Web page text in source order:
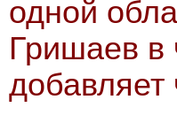
одной
Гришаев в
добавляет